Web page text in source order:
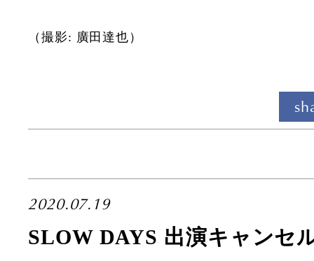
（撮影: 廣田達也）
2020.07.19
SLOW DAYS 出演キャンセ